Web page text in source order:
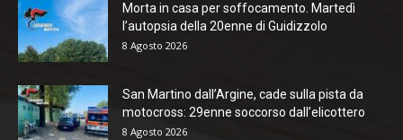
Morta in casa per soffocamento. Martedì
l’autopsia della 20enne di Guidizzolo
8 Agosto 2026
San Martino dall’Argine, cade sulla pista da
motocross: 29enne soccorso dall’elicottero
8 Agosto 2026